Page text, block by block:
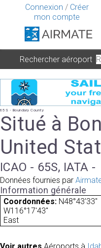
Connexion / Créer
mon compte
Rechercher aéroport
65S - Boundary County
Situé à
United
ICAO - 65S, IATA -
Données fournies par
Information générale
Coordonnées: N48°43'33"
W116°17'43"
East